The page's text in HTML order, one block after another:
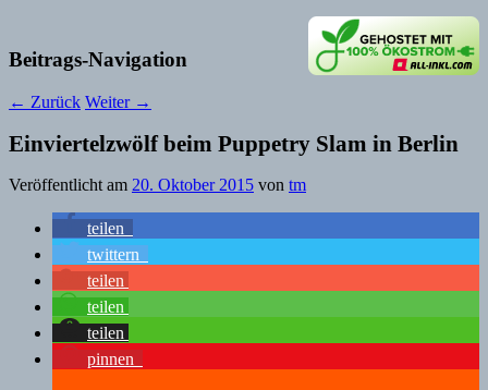
Beitrags-Navigation
← Zurück Weiter →
Einviertelzwölf beim Puppetry Slam in Berlin
Veröffentlicht am 20. Oktober 2015 von tm
teilen
twittern
teilen
teilen
teilen
pinnen